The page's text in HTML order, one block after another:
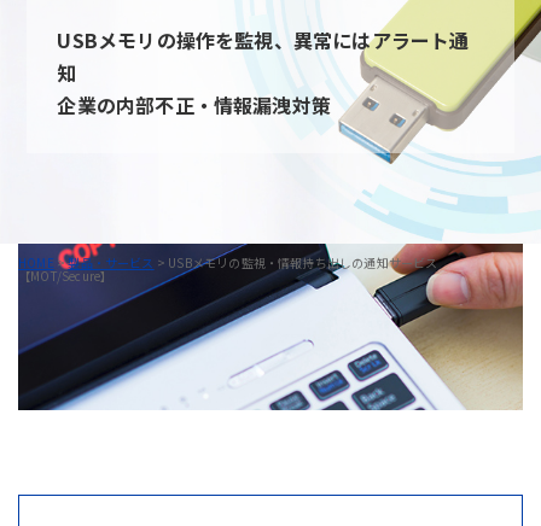
HOME >製品・サービス > USBメモリの監視・情報持ち出しの通知サービス
【MOT/Secure】
USBメモリの操作を監視、異常にはアラート通
知
企業の内部不正・情報漏洩対策
MOT/Secureへのお問い合わせ